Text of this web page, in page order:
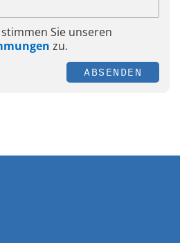
Sie unseren
zu.
ABSENDEN